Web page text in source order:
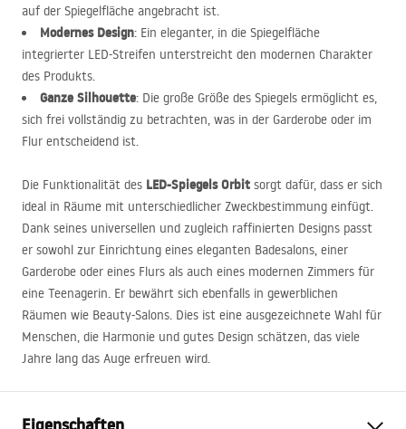
auf der Spiegelfläche angebracht ist.
Modernes Design: Ein eleganter, in die Spiegelfläche
integrierter LED-Streifen unterstreicht den modernen Charakter
des Produkts.
Ganze Silhouette: Die große Größe des Spiegels ermöglicht es,
sich frei vollständig zu betrachten, was in der Garderobe oder im
Flur entscheidend ist.
Die Funktionalität des LED-Spiegels Orbit sorgt dafür, dass er sich
ideal in Räume mit unterschiedlicher Zweckbestimmung einfügt.
Dank seines universellen und zugleich raffinierten Designs passt
er sowohl zur Einrichtung eines eleganten Badesalons, einer
Garderobe oder eines Flurs als auch eines modernen Zimmers für
eine Teenagerin. Er bewährt sich ebenfalls in gewerblichen
Räumen wie Beauty-Salons. Dies ist eine ausgezeichnete Wahl für
Menschen, die Harmonie und gutes Design schätzen, das viele
Jahre lang das Auge erfreuen wird.